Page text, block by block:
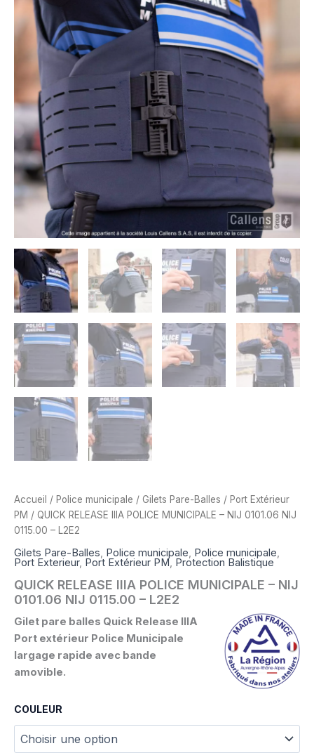
Accueil / Police municipale / Gilets Pare-Balles / Port Extérieur
PM / QUICK RELEASE IIIA POLICE MUNICIPALE – NIJ 0101.06 NIJ
0115.00 – L2E2
Gilets Pare-Balles Police municipale Police municipale
Port Exterieur, Port Extérieur PM Protection Balistique
QUICK RELEASE IIIA POLICE MUNICIPALE – NIJ
0101.06 NIJ 0115.00 – L2E2
Gilet pare balles Quick Release IIIA
Port extérieur Police Municipale
largage rapide avec bande
amovible.
COULEUR